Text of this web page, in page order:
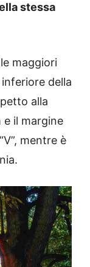
stessa
maggiori
della
alla
e il margine
mentre è